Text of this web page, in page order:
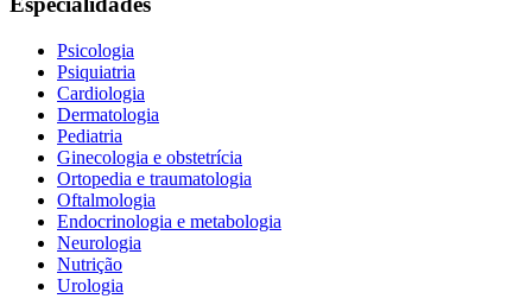
Psicologia
Psiquiatria
Cardiologia
Dermatologia
Pediatria
Ginecologia e obstetrícia
Ortopedia e traumatologia
Oftalmologia
Endocrinologia e metabologia
Neurologia
Nutrição
Urologia